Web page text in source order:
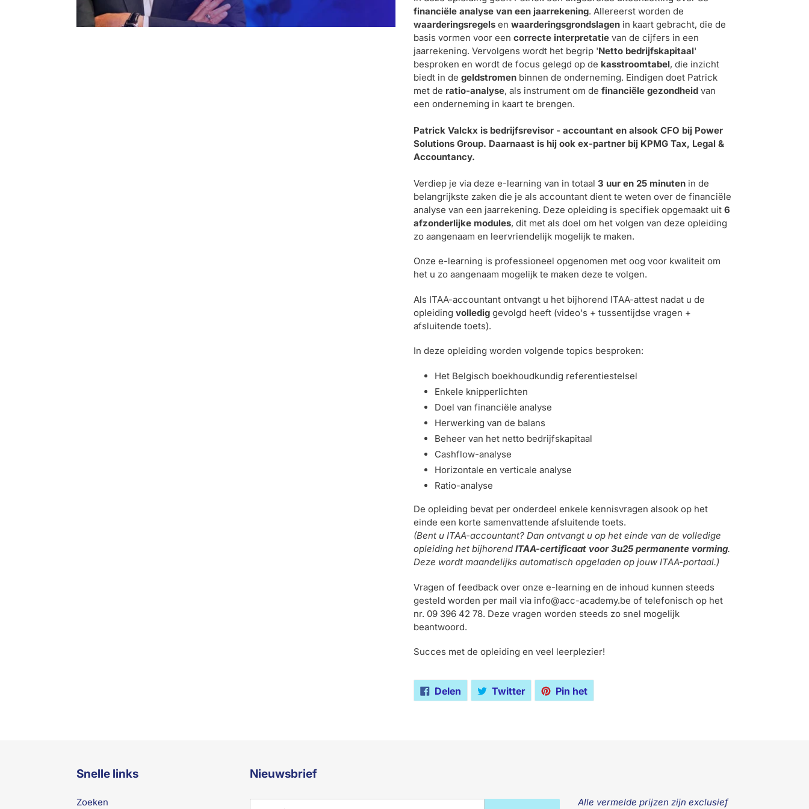
aan
winkelwagen
financiële analyse van een jaarrekening. Allereerst worden de
waarderingsregels en waarderingsgrondslagen in kaart gebracht, die de
basis vormen voor een correcte interpretatie van de cijfers in een
jaarrekening. Vervolgens wordt het begrip 'Netto bedrijfskapitaal'
besproken en wordt de focus gelegd op de kasstroomtabel, die inzicht
biedt in de geldstromen binnen de onderneming. Eindigen doet Patrick
met de ratio-analyse, als instrument om de financiële gezondheid van
een onderneming in kaart te brengen.
Patrick Valckx is bedrijfsrevisor - accountant en alsook CFO bij Power
Solutions Group. Daarnaast is hij ook ex-partner bij KPMG Tax, Legal &
Accountancy.
Verdiep je via deze e-learning van in totaal 3 uur en 25 minuten in de
belangrijkste zaken die je als accountant dient te weten over de financiële
analyse van een jaarrekening. Deze opleiding is specifiek opgemaakt uit 6
afzonderlijke modules, dit met als doel om het volgen van deze opleiding
zo aangenaam en leervriendelijk mogelijk te maken.
Onze e-learning is professioneel opgenomen met oog voor kwaliteit om
het u zo aangenaam mogelijk te maken deze te volgen.
Als ITAA-accountant ontvangt u het bijhorend ITAA-attest nadat u de
opleiding volledig gevolgd heeft (video's + tussentijdse vragen +
afsluitende toets).
In deze opleiding worden volgende topics besproken:
Het Belgisch boekhoudkundig referentiestelsel
Enkele knipperlichten
Doel van financiële analyse
Herwerking van de balans
Beheer van het netto bedrijfskapitaal
Cashflow-analyse
Horizontale en verticale analyse
Ratio-analyse
De opleiding bevat per onderdeel enkele kennisvragen alsook op het
einde een korte samenvattende afsluitende toets.
(Bent u ITAA-accountant? Dan ontvangt u op het einde van de volledige
opleiding het bijhorend ITAA-certificaat voor 3u25 permanente vorming.
Deze wordt maandelijks automatisch opgeladen op jouw ITAA-portaal.)
Vragen of feedback over onze e-learning en de inhoud kunnen steeds
gesteld worden per mail via info@acc-academy.be of telefonisch op het
nr. 09 396 42 78. Deze vragen worden steeds zo snel mogelijk
beantwoord.
Succes met de opleiding en veel leerplezier!
Delen Delen
op
TwitterTwitteren
op
Pin hetPinnen
op
Snelle links
Zoeken
Nieuwsbrief
Alle vermelde prijzen zijn exclusief